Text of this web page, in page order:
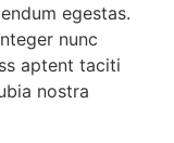
egestas.
nunc
aptent taciti
nostra